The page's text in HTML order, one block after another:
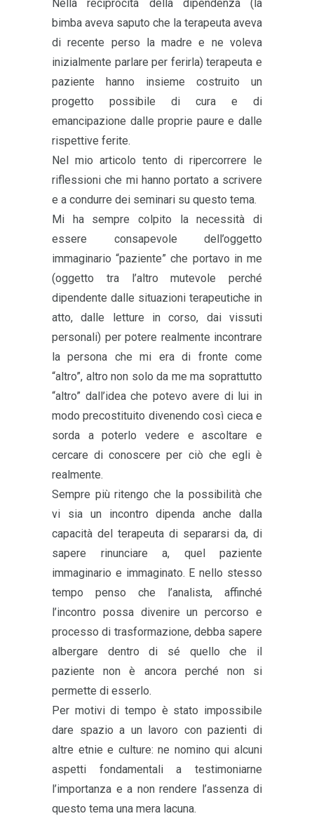
Nella reciprocità della dipendenza (la
bimba aveva saputo che la terapeuta aveva
di recente perso la madre e ne voleva
inizialmente parlare per ferirla) terapeuta e
paziente hanno insieme costruito un
progetto possibile di cura e di
emancipazione dalle proprie paure e dalle
rispettive ferite.
Nel mio articolo tento di ripercorrere le
riflessioni che mi hanno portato a scrivere
e a condurre dei seminari su questo tema.
Mi ha sempre colpito la necessità di
essere consapevole dell’oggetto
immaginario “paziente” che portavo in me
(oggetto tra l’altro mutevole perché
dipendente dalle situazioni terapeutiche in
atto, dalle letture in corso, dai vissuti
personali) per potere realmente incontrare
la persona che mi era di fronte come
“altro”, altro non solo da me ma soprattutto
“altro” dall’idea che potevo avere di lui in
modo precostituito divenendo così cieca e
sorda a poterlo vedere e ascoltare e
cercare di conoscere per ciò che egli è
realmente.
Sempre più ritengo che la possibilità che
vi sia un incontro dipenda anche dalla
capacità del terapeuta di separarsi da, di
sapere rinunciare a, quel paziente
immaginario e immaginato. E nello stesso
tempo penso che l’analista, affinché
l’incontro possa divenire un percorso e
processo di trasformazione, debba sapere
albergare dentro di sé quello che il
paziente non è ancora perché non si
permette di esserlo.
Per motivi di tempo è stato impossibile
dare spazio a un lavoro con pazienti di
altre etnie e culture: ne nomino qui alcuni
aspetti fondamentali a testimoniarne
l’importanza e a non rendere l’assenza di
questo tema una mera lacuna.